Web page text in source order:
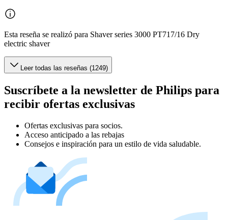
Esta reseña se realizó para Shaver series 3000 PT717/16 Dry
electric shaver
Leer todas las reseñas (1249)
Suscríbete a la newsletter de Philips para
recibir ofertas exclusivas
Ofertas exclusivas para socios.
Acceso anticipado a las rebajas
Consejos e inspiración para un estilo de vida saludable.